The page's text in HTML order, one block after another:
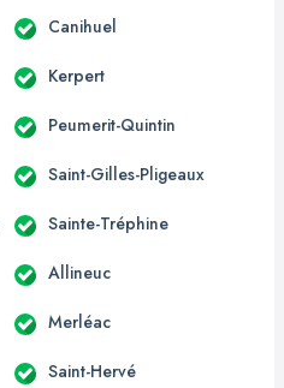
Canihuel
Kerpert
Peumerit-Quintin
Saint-Gilles-Pligeaux
Sainte-Tréphine
Allineuc
Merléac
Saint-Hervé